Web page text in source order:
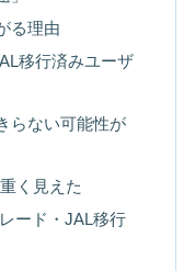
る理由
移行済みユーザ
らない可能性が
く見えた
ード・JAL移行